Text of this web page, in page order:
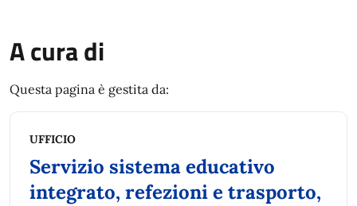
A cura di
Questa pagina è gestita da:
UFFICIO
Servizio sistema educativo
integrato, refezioni e trasporto,